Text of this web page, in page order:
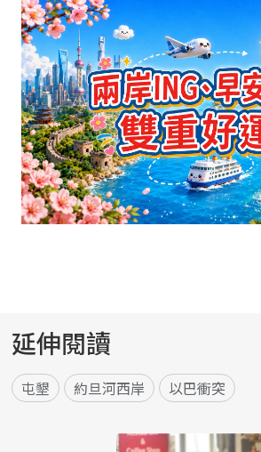
延伸閱讀
屯墾 約旦河西岸 以巴衝突